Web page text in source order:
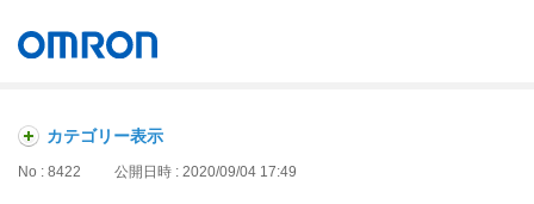
カテゴリー表示
No : 8422 公開日時 : 2020/09/04 17:49